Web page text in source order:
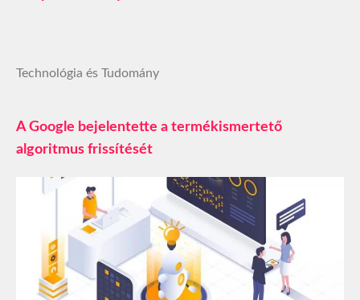
Technológia és Tudomány
A Google bejelentette a termékismertető
algoritmus frissítését